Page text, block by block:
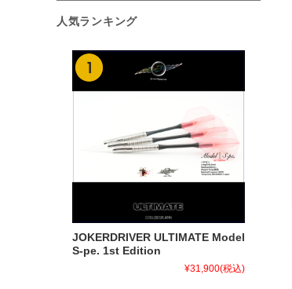
人気ランキング
JOKERDRIVER ULTIMATE Model
S-pe. 1st Edition
¥31,900(税込)